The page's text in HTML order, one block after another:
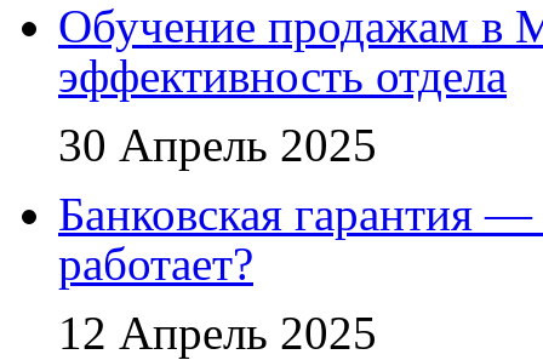
Обучение продажам в
эффективность отдела
30 Апрель 2025
Банковская гарантия
работает?
12 Апрель 2025